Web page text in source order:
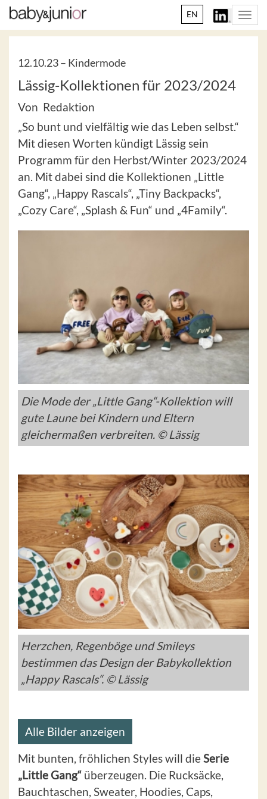
EN
12.10.23 – Kindermode
Lässig-Kollektionen für 2023/2024
Von Redaktion
„So bunt und vielfältig wie das Leben selbst.“
Mit diesen Worten kündigt Lässig sein
Programm für den Herbst/Winter 2023/2024
an. Mit dabei sind die Kollektionen „Little
Gang“, „Happy Rascals“, „Tiny Backpacks“,
„Cozy Care“, „Splash & Fun“ und „4Family“.
Die Mode der „Little Gang“-Kollektion will
gute Laune bei Kindern und Eltern
gleichermaßen verbreiten. © Lässig
Herzchen, Regenböge und Smileys
bestimmen das Design der Babykollektion
„Happy Rascals“. © Lässig
Alle Bilder anzeigen
Mit bunten, fröhlichen Styles will dieSerie
„Little Gang“ überzeugen. Die Rucksäcke,
Bauchtaschen, Sweater, Hoodies, Caps,